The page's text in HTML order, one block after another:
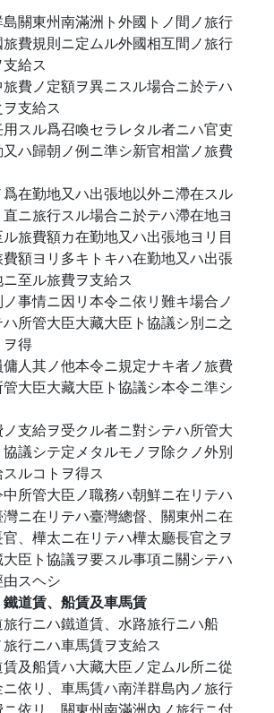
關東州南滿洲ト外國トノ間ノ旅行
費規則ニ定ムル外國相互間ノ旅行
給ス
費ノ定額ヲ異ニスル場合ニ於テハ
支給ス
用スル爲召喚セラレタル者ニハ官吏
又ハ歸朝ノ例ニ準シ新官相當ノ旅費
在勤地又ハ出張地以外ニ滯在スル
ニ旅行スル場合ニ於テハ滯在地ヨ
旅費額カ在勤地又ハ出張地ヨリ目
額ヨリ多キトキハ在勤地又ハ出張
至ル旅費ヲ支給ス
事情ニ因リ本令ニ依リ難キ場合ノ
所管大臣大藏大臣ト協議シ別ニ之
ヲ得
傭人其ノ他本令ニ規定ナキ者ノ旅費
大臣大藏大臣ト協議シ本令ニ準シ
支給ヲ受クル者ニ對シテハ所管大
議シテ定メタルモノヲ除クノ外別
ルコトヲ得ス
所管大臣ノ職務ハ朝鮮ニ在リテハ
ニ在リテハ臺灣總督、關東州ニ在
、樺太ニ在リテハ樺太廳長官之ヲ
臣ト協議ヲ要スル事項ニ關シテハ
スヘシ
道賃、船賃及車馬賃
行ニハ鐵道賃、水路旅行ニハ船
行ニハ車馬賃ヲ支給ス
及船賃ハ大藏大臣ノ定ムル所ニ從
ニ依リ、車馬賃ハ南洋群島內ノ旅行